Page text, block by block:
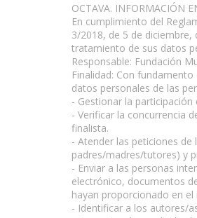
OCTAVA. INFORMACIÓN
En cumplimiento del
3/2018, de 5 de
tratamiento de sus datos
Responsable: Fundación
Finalidad: Con
datos personales de las
- Gestionar la participación
- Verificar la concurrencia
finalista.
- Atender las peticiones
padres/madres/tutores) y
- Enviar a las personas
electrónico, documentos
hayan proporcionado en
- Identificar a los autores/